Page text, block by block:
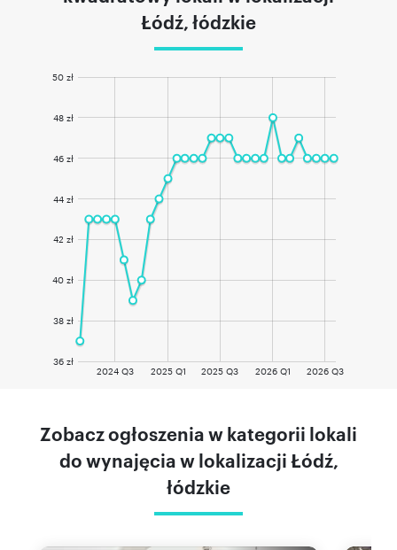
Łódź, łódzkie
2024 Q3 2025 Q1 2025 Q3 2026 Q1 2026 Q3
36 zł
38 zł
40 zł
42 zł
44 zł
46 zł
48 zł
50 zł
Zobacz ogłoszenia w kategorii lokali
do wynajęcia w lokalizacji Łódź,
łódzkie